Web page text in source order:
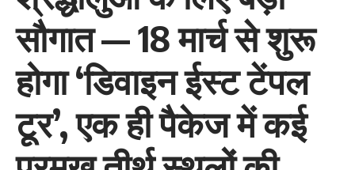
सौगात — 18 मार्च से शुरू
होगा ‘डिवाइन ईस्ट टेंपल
टूर’, एक ही पैकेज में कई